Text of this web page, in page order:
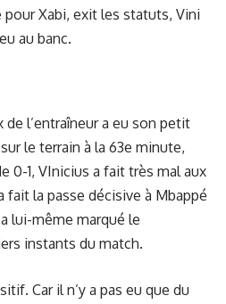
Xabi, exit les statuts, Vini
au banc.
l’entraîneur a eu son petit
le terrain à la 63e minute,
0-1, VInicius a fait très mal aux
fait la passe décisive à Mbappé
lui-même marqué le
instants du match.
Car il n’y a pas eu que du